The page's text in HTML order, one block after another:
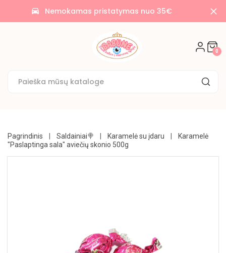
time_to_leave Nemokamas pristatymas nuo 35€
0
AKCIJOS
🌟
SAUSAINIAI
UŽKANDŽIAI
GĖRIMAI
Pagrindinis Saldainiai🍭 Karamelė su įdaru
Karamelė
"Paslaptinga sala" aviečių skonio 500g